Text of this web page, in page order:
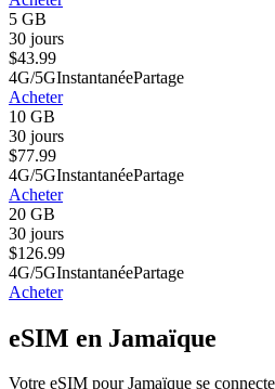
5 GB
30 jours
$43.99
4G/5GInstantanéePartage
Acheter
10 GB
30 jours
$77.99
4G/5GInstantanéePartage
Acheter
20 GB
30 jours
$126.99
4G/5GInstantanéePartage
Acheter
eSIM en Jamaïque
Votre eSIM pour Jamaïque se